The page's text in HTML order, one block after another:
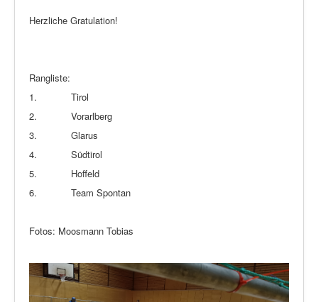
Herzliche Gratulation!
Rangliste:
1. Tirol
2. Vorarlberg
3. Glarus
4. Südtirol
5. Hoffeld
6. Team Spontan
Fotos: Moosmann Tobias